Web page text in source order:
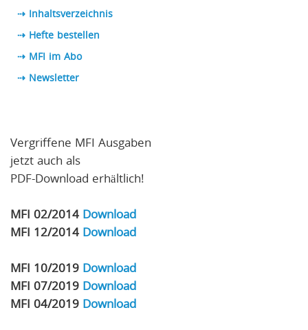
⇢ Inhaltsverzeichnis
⇢ Hefte bestellen
⇢ MFI im Abo
⇢ Newsletter
Vergriffene MFI Ausgaben
jetzt auch als
PDF-Download erhältlich!
MFI 02/2014 Download
MFI 12/2014 Download
MFI 10/2019 Download
MFI 07/2019 Download
MFI 04/2019 Download